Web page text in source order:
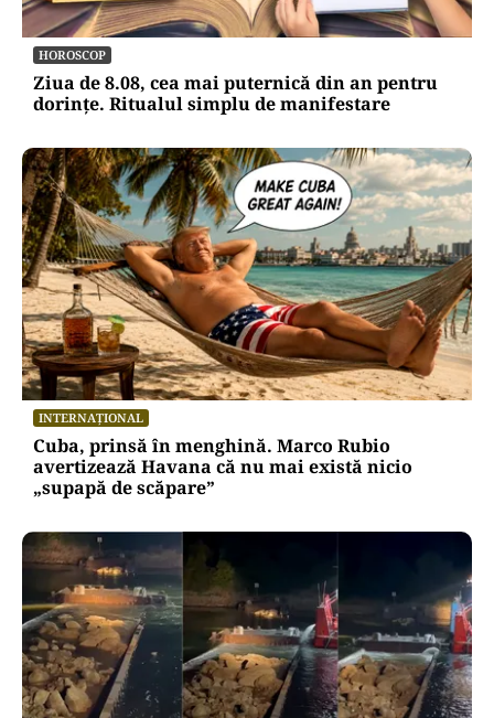
HOROSCOP
Ziua de 8.08, cea mai puternică din an pentru
dorințe. Ritualul simplu de manifestare
INTERNAȚIONAL
Cuba, prinsă în menghină. Marco Rubio
avertizează Havana că nu mai există nicio
„supapă de scăpare”